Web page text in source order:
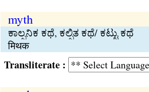
myth
ಕಾಲ್ಪನಿಕ ಕಥೆ, ಕಲ್ಪಿತ ಕಥೆ/ ಕಟ್ಟು ಕಥೆ
मिथक
Transliterate :